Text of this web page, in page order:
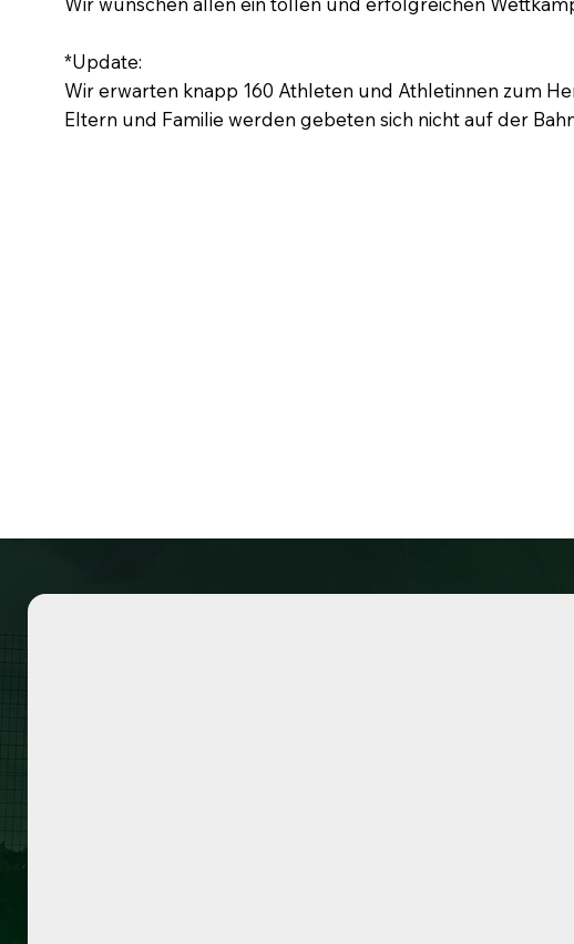
*Update:
Wir erwarten knapp 160 Athleten und Athletinnen zum
Eltern und Familie werden gebeten sich nicht auf der